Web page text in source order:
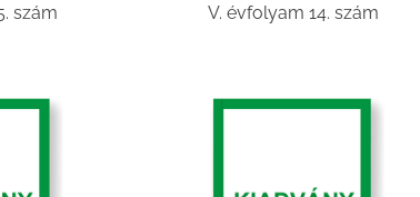
szám V. évfolyam 14. szám